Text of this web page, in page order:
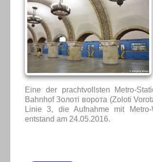
Eine der prachtvollsten Metro-
Bahnhof Золоті ворота (Zoloti
Linie 3, die Aufnahme mit Metro-
entstand am 24.05.2016.